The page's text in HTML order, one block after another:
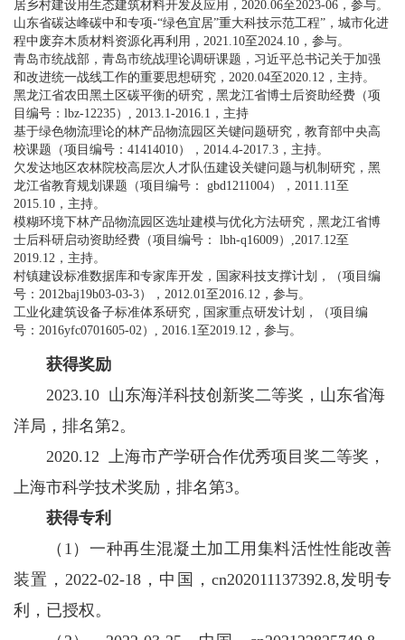
居乡村建设用生态建筑材料开发及应用，2020.06至2023-06，参与。
山东省碳达峰碳中和专项-“绿色宜居”重大科技示范工程”，城市化进
程中废弃木质材料资源化再利用，2021.10至2024.10，参与。
青岛市统战部，青岛市统战理论调研课题，习近平总书记关于加强
和改进统一战线工作的重要思想研究，2020.04至2020.12，主持。
黑龙江省农田黑土区碳平衡的研究，黑龙江省博士后资助经费（项
目编号：lbz-12235）, 2013.1-2016.1，主持
基于绿色物流理论的林产品物流园区关键问题研究，教育部中央高
校课题（项目编号：41414010），2014.4-2017.3，主持。
欠发达地区农林院校高层次人才队伍建设关键问题与机制研究，黑
龙江省教育规划课题（项目编号： gbd1211004），2011.11至
2015.10，主持。
模糊环境下林产品物流园区选址建模与优化方法研究，黑龙江省博
士后科研启动资助经费（项目编号： lbh-q16009）,2017.12至
2019.12，主持。
村镇建设标准数据库和专家库开发，国家科技支撑计划，（项目编
号：2012baj19b03-03-3），2012.01至2016.12，参与。
工业化建筑设备子标准体系研究，国家重点研发计划，（项目编
号：2016yfc0701605-02）, 2016.1至2019.12，参与。
获得奖励
2023.10 山东海洋科技创新奖二等奖，山东省海
洋局，排名第2。
2020.12 上海市产学研合作优秀项目奖二等奖，
上海市科学技术奖励，排名第3。
获得专利
（1）一种再生混凝土加工用集料活性性能改善
装置，2022-02-18，中国，cn202011137392.8,发明专
利，已授权。